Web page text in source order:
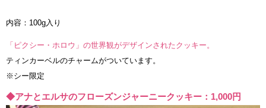
内容：100g入り
「ピクシー・ホロウ」の世界観がデザインされたクッキー。
ティンカーベルのチャームがついています。
※シー限定
◆アナとエルサのフローズンジャーニークッキー：1,000円